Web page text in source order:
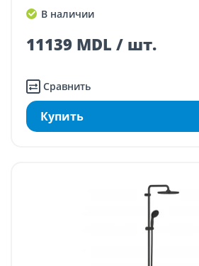
В наличии
11139 MDL / шт.
Сравнить
Купить